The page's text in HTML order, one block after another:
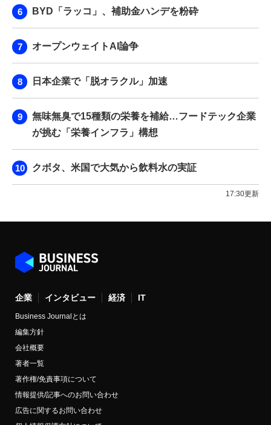
BYD「ラッコ」、補助金ハンデを粉砕
オープンウェイトAI論争
日本企業で「脱オラクル」加速
無味無臭で15種類の栄養を補給…フードテック企業
が挑む「栄養インフラ」構想
クボタ、米国で大気から飲料水の実証
17:30更新
企業 インタビュー 経済 IT
Business Journalとは
編集方針
会社概要
著者一覧
著作権/免責事項について
情報提供/記事へのお問い合わせ
広告に関するお問い合わせ